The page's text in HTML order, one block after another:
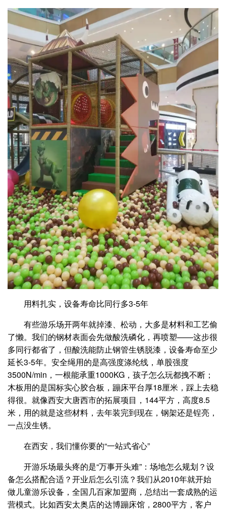
用料扎实，设备寿命比同行多3-5年
有些游乐场开两年就掉漆、松动，大多是材料和工艺偷
了懒。我们的钢材表面会先做酸洗磷化，再喷塑——这步很
多同行都省了，但酸洗能防止钢管生锈脱漆，设备寿命至少
延长3-5年。安全绳用的是高强度涤纶线，单股强度
3500N/min，一根能承重1000KG，孩子怎么玩都拽不断；
木板用的是国标实心胶合板，蹦床平台厚18厘米，踩上去稳
得很。就像西安大唐西市的拓展项目，144平方，高度8.5
米，用的就是这些材料，去年装完到现在，钢架还是锃亮，
一点没生锈。
在西安，我们懂你要的“一站式省心”
开游乐场最头疼的是“万事开头难”：场地怎么规划？设
备怎么搭配合适？开业后怎么引流？我们从2010年就开始
做儿童游乐设备，全国几百家加盟商，总结出一套成熟的运
营模式。比如西安太奥店的达博蹦床馆，2800平方，客户